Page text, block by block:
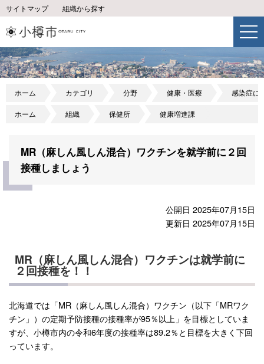
サイトマップ 組織から探す
ホーム カテゴリ 分野 健康・医療 感染症に
ホーム 組織 保健所 健康増進課
MR（麻しん風しん混合）ワクチンを就学前に２回
接種しましょう
公開日 2025年07月15日
更新日 2025年07月15日
MR（麻しん風しん混合）ワクチンは就学前に
２回接種を！！
北海道では「MR（麻しん風しん混合）ワクチン（以下「MRワク
チン」）の定期予防接種の接種率が95％以上」を目標としていま
すが、小樽市内の令和6年度の接種率は89.2％と目標を大きく下回
っています。